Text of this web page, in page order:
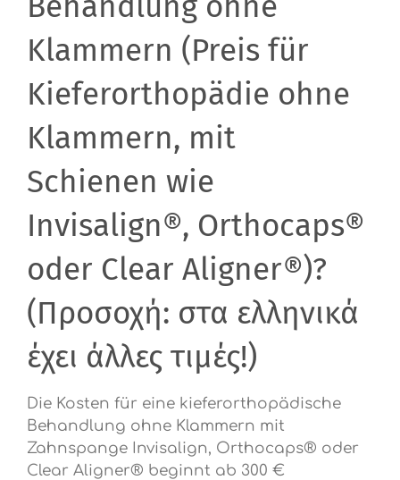
Klammern (Preis für
Kieferorthopädie ohne
Klammern, mit
Schienen wie
Invisalign®, Orthocaps®
oder Clear Aligner®)?
(Προσοχή: στα ελληνικά
έχει άλλες τιμές!)
Die Kosten für eine kieferorthopädische
Behandlung ohne Klammern mit
Zahnspange Invisalign, Orthocaps® oder
Clear Aligner® beginnt ab 300 €